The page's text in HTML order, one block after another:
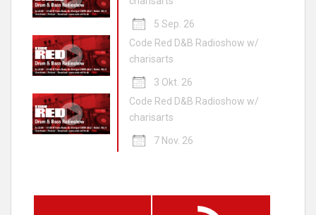
5 Sep. 26
Code Red D&B Radioshow w/
charisarts
3 Okt. 26
Code Red D&B Radioshow w/
charisarts
7 Nov. 26